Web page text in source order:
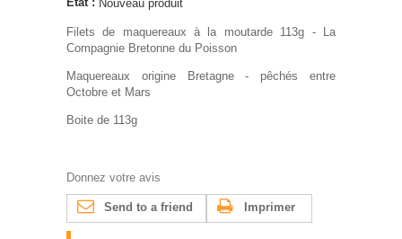
Nouveau produit
Filets de maquereaux à la moutarde 113g - La
Compagnie Bretonne du Poisson
Maquereaux origine Bretagne - pêchés entre
Octobre et Mars
Boite de 113g
Donnez votre avis
Send to a friend Imprimer